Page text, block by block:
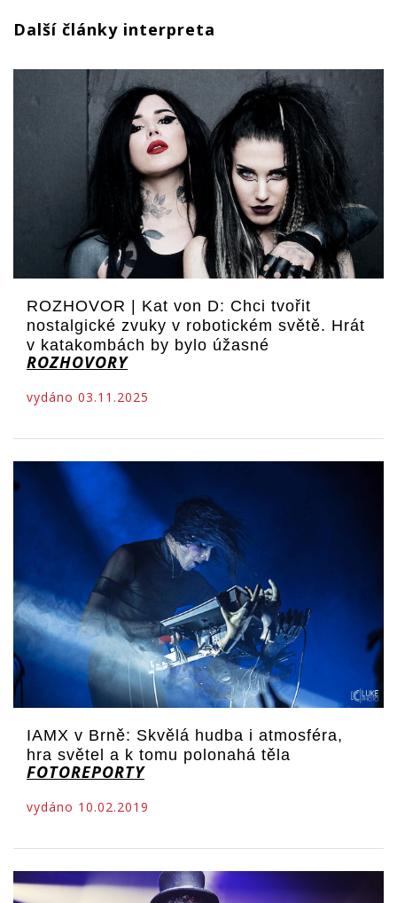
Další články interpreta
ROZHOVOR | Kat von D: Chci tvořit
nostalgické zvuky v robotickém světě. Hrát
v katakombách by bylo úžasné
ROZHOVORY
vydáno 03.11.2025
IAMX v Brně: Skvělá hudba i atmosféra,
hra světel a k tomu polonahá těla
FOTOREPORTY
vydáno 10.02.2019